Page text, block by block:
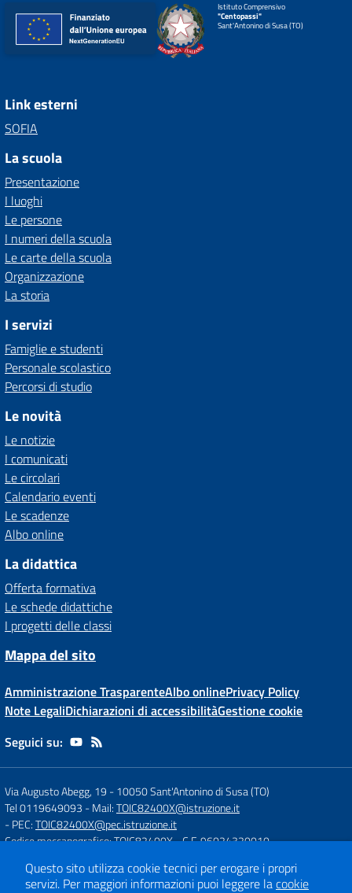
Istituto Comprensivo
"Centopassi"
Sant'Antonino di Susa (TO)
Link esterni
SOFIA
La scuola
Presentazione
I luoghi
Le persone
I numeri della scuola
Le carte della scuola
Organizzazione
La storia
I servizi
Famiglie e studenti
Personale scolastico
Percorsi di studio
Le novità
Le notizie
I comunicati
Le circolari
Calendario eventi
Le scadenze
Albo online
La didattica
Offerta formativa
Le schede didattiche
I progetti delle classi
Mappa del sito
Amministrazione TrasparenteAlbo onlinePrivacy Policy
Note LegaliDichiarazioni di accessibilitàGestione cookie
Seguici su:
Via Augusto Abegg, 19 -10050 Sant'Antonino di Susa (TO)
Tel 0119649093 - Mail:TOIC82400X@istruzione.it
- PEC:TOIC82400X@pec.istruzione.it
Codice meccanografico: TOIC82400X- C.F. 96024320010
Concept & Design by Designers Italia
Questo sito utilizza cookie tecnici per erogare i propri
servizi. Per maggiori informazioni puoi leggere lacookie